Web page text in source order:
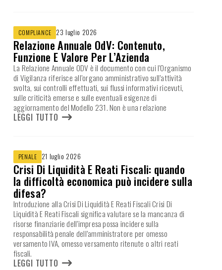
COMPLIANCE 23 luglio 2026
Relazione Annuale OdV: Contenuto,
Funzione E Valore Per L’Azienda
La Relazione Annuale ODV è il documento con cui l’Organismo
di Vigilanza riferisce all’organo amministrativo sull’attività
svolta, sui controlli effettuati, sui flussi informativi ricevuti,
sulle criticità emerse e sulle eventuali esigenze di
aggiornamento del Modello 231. Non è una relazione
LEGGI TUTTO
PENALE 21 luglio 2026
Crisi Di Liquidità E Reati Fiscali: quando
la difficoltà economica può incidere sulla
difesa?
Introduzione alla Crisi Di Liquidità E Reati Fiscali Crisi Di
Liquidità E Reati Fiscali significa valutare se la mancanza di
risorse finanziarie dell’impresa possa incidere sulla
responsabilità penale dell’amministratore per omesso
versamento IVA, omesso versamento ritenute o altri reati
fiscali.
LEGGI TUTTO